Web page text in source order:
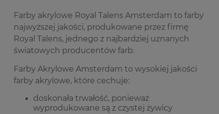
Farby akrylowe Royal Talens Amsterdam to farby
najwyższej jakości, produkowane przez firmę
Royal Talens, jednego z najbardziej uznanych
światowych producentów farb.
Farby Akrylowe Amsterdam to wysokiej jakości
farby akrylowe, które cechuje:
doskonała trwałość, ponieważ
wyprodukowane są z czystej żywicy